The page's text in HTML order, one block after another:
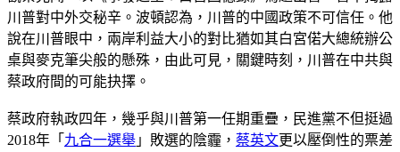
川普對中外交秘辛。波頓認為，川普的中國政策不可信任。他
說在川普眼中，兩岸利益大小的對比猶如其白宮偌大總統辦公
桌與麥克筆尖般的懸殊，由此可見，關鍵時刻，川普在中共與
蔡政府間的可能抉擇。
蔡政府執政四年，幾乎與川普第一任期重疊，民進黨不但挺過
2018年「 九合一選舉 」敗選的陰霾， 蔡英文更以壓倒性的票差